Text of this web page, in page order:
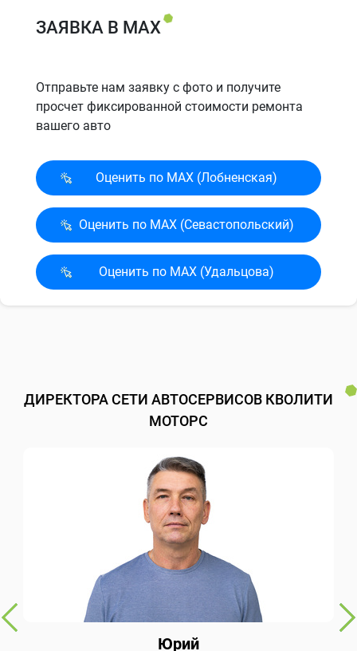
ЗАЯВКА В MAX
Отправьте нам заявку с фото и получите
просчет фиксированной стоимости ремонта
вашего авто
Оценить по MAX (Лобненская)
Оценить по MAX (Севасто­польский)
Оценить по MAX (Удальцова)
ДИРЕКТОРА СЕТИ АВТОСЕРВИСОВ КВОЛИТИ
МОТОРС
Юрий